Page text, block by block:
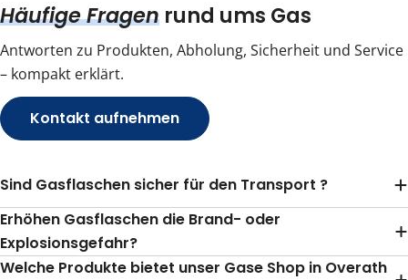
Häufige Fragen rund ums Gas
Antworten zu Produkten, Abholung, Sicherheit und Service
– kompakt erklärt.
Kontakt aufnehmen
Sind Gasflaschen sicher für den Transport ?
Erhöhen Gasflaschen die Brand- oder
Explosionsgefahr?
Welche Produkte bietet unser Gase Shop in Overath